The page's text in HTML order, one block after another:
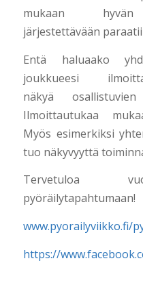
mukaan
järjestettävään
Entä haluaako
joukkueesi
näkyä
Ilmoittautukaa
Myös esimerkiksi
tuo näkyvyyttä
Tervetuloa
pyöräilytapahtumaan!
www.pyorailyviikko.fi/
https://